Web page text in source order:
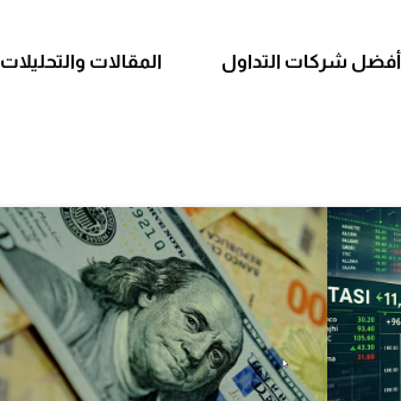
أفضل شركات التداول المقالات والتحليلات